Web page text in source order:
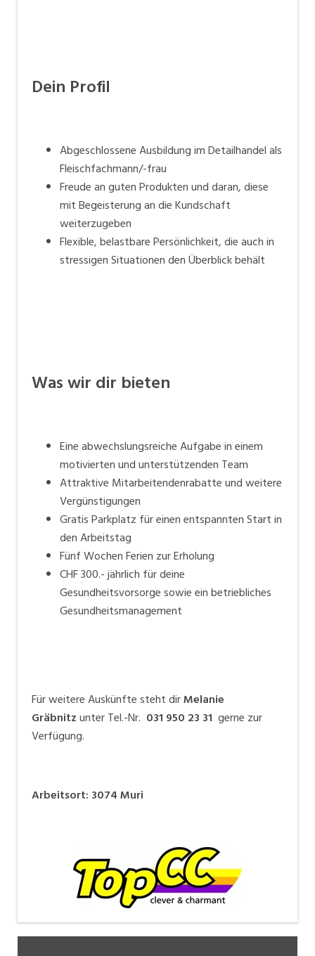
Dein Profil
Abgeschlossene Ausbildung im Detailhandel als
Fleischfachmann/-frau
Freude an guten Produkten und daran, diese
mit Begeisterung an die Kundschaft
weiterzugeben
Flexible, belastbare Persönlichkeit, die auch in
stressigen Situationen den Überblick behält
Was wir dir bieten
Eine abwechslungsreiche Aufgabe in einem
motivierten und unterstützenden Team
Attraktive Mitarbeitendenrabatte und weitere
Vergünstigungen
Gratis Parkplatz für einen entspannten Start in
den Arbeitstag
Fünf Wochen Ferien zur Erholung
CHF 300.- jährlich für deine
Gesundheitsvorsorge sowie ein betriebliches
Gesundheitsmanagement
Für weitere Auskünfte steht dirMelanie
Gräbnitzunter Tel.-Nr. 031 950 23 31 gerne zur
Verfügung.
Arbeitsort: 3074Muri